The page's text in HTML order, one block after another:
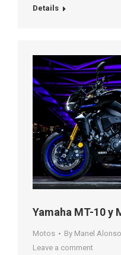
Details
Yamaha MT-10 y
Motos By Manel Alonso
Leave a comment